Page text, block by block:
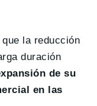
la reducción
duración
de su
en las